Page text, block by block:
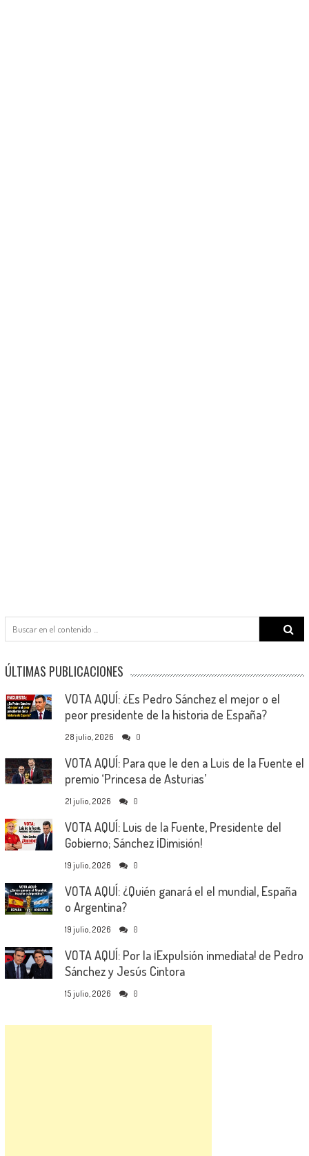
Search
for:
ÚLTIMAS PUBLICACIONES
VOTA AQUÍ: ¿Es Pedro Sánchez el mejor o el
peor presidente de la historia de España?
28 julio, 2026 0
VOTA AQUÍ: Para que le den a Luis de la Fuente el
premio ‘Princesa de Asturias’
21 julio, 2026 0
VOTA AQUÍ: Luis de la Fuente, Presidente del
Gobierno; Sánchez ¡Dimisión!
19 julio, 2026 0
VOTA AQUÍ: ¿Quién ganará el el mundial, España
o Argentina?
19 julio, 2026 0
VOTA AQUÍ: Por la ¡Expulsión inmediata! de Pedro
Sánchez y Jesús Cintora
15 julio, 2026 0